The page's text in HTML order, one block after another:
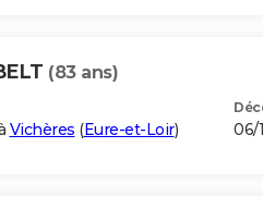
(83 ans)
Vichères (Eure-et-Loir) 06/